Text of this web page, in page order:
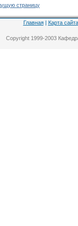
страницу
Главная| Карта сайта
Copyright 1999-2003